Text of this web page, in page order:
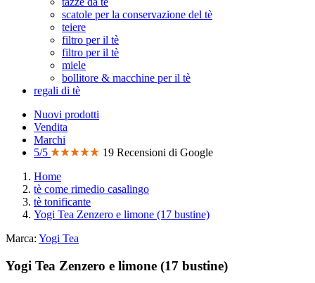
scatole per la conservazione del tè
teiere
filtro per il tè
filtro per il tè
miele
bollitore & macchine per il tè
regali di tè
Nuovi prodotti
Vendita
Marchi
5/5
19 Recensioni di Google
Home
tè come rimedio casalingo
tè tonificante
Yogi Tea Zenzero e limone (17 bustine)
Marca: Yogi Tea
Yogi Tea Zenzero e limone (17 bustine)